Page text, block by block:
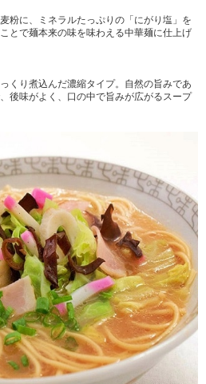
粉に、ミネラルたっぷりの「にがり塩」を
とで麺本来の味を味わえる中華麺に仕上げ
くり煮込んだ濃縮タイプ。自然の旨みであ
後味がよく、口の中で旨みが広がるスープ